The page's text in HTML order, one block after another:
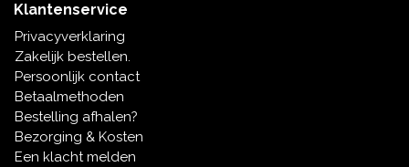
Klantenservice
Privacyverklaring
Zakelijk bestellen.
Persoonlijk contact
Betaalmethoden
Bestelling afhalen?
Bezorging & Kosten
Een klacht melden